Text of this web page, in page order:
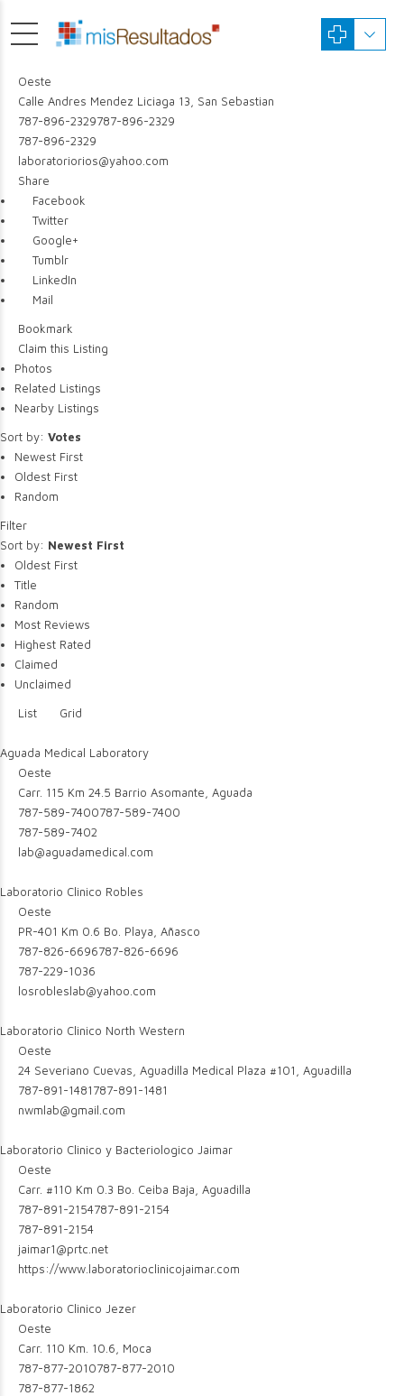
Oeste
Calle Andres Mendez Liciaga 13, San Sebastian
787-896-2329787-896-2329
787-896-2329
laboratoriorios@yahoo.com
Share
Facebook
Twitter
Google+
Tumblr
LinkedIn
Mail
Bookmark
Claim this Listing
Photos
Related Listings
Nearby Listings
Sort by: Votes
Newest First
Oldest First
Random
Filter
Sort by: Newest First
Oldest First
Title
Random
Most Reviews
Highest Rated
Claimed
Unclaimed
List
Grid
Aguada Medical Laboratory
Oeste
Carr. 115 Km 24.5 Barrio Asomante, Aguada
787-589-7400787-589-7400
787-589-7402
lab@aguadamedical.com
Laboratorio Clinico Robles
Oeste
PR-401 Km 0.6 Bo. Playa, Añasco
787-826-6696787-826-6696
787-229-1036
losrobleslab@yahoo.com
Laboratorio Clinico North Western
Oeste
24 Severiano Cuevas, Aguadilla Medical Plaza #101, Aguadilla
787-891-1481787-891-1481
nwmlab@gmail.com
Laboratorio Clinico y Bacteriologico Jaimar
Oeste
Carr. #110 Km 0.3 Bo. Ceiba Baja, Aguadilla
787-891-2154787-891-2154
787-891-2154
jaimar1@prtc.net
https://www.laboratorioclinicojaimar.com
Laboratorio Clinico Jezer
Oeste
Carr. 110 Km. 10.6, Moca
787-877-2010787-877-2010
787-877-1862